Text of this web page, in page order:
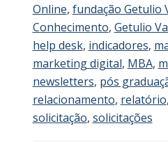
Online, fundação Getulio
Conhecimento, Getulio
help desk, indicadores,
marketing digital, MBA,
newsletters, pós
relacionamento, relatório,
solicitação, solicitações